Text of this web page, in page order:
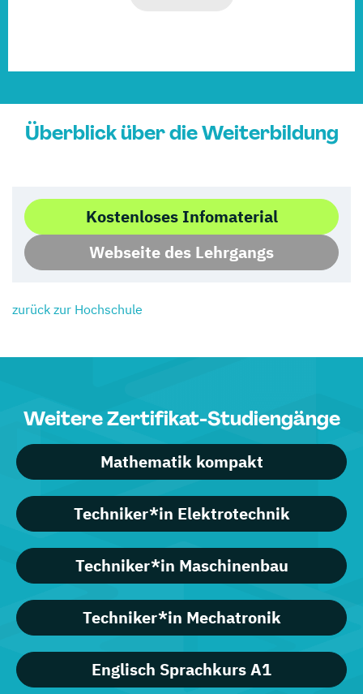
Überblick über die Weiterbildung
Kostenloses Infomaterial
Webseite des Lehrgangs
zurück zur Hochschule
Weitere Zertifikat-Studiengänge
Mathematik kompakt
Techniker*in Elektrotechnik
Techniker*in Maschinenbau
Techniker*in Mechatronik
Englisch Sprachkurs A1